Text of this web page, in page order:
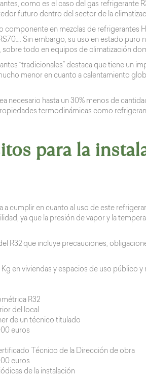
como es el caso del gas refrigerante
futuro dentro del sector de la
componente en mezclas de refrigerantes
Sin embargo, su uso en estado puro
sobre todo en equipos de climatización
“tradicionales” destaca que tiene un
menor en cuanto a calentamiento
necesario hasta un 30% menos de
termodinámicas como
para la
cumplir en cuanto al uso de este
ya que la presión de vapor y la
R32 que incluye precauciones,
Kg en viviendas y espacios de uso público
R32
del local
de un técnico titulado
euros
Técnico de la Dirección de obra
euros
de la instalación